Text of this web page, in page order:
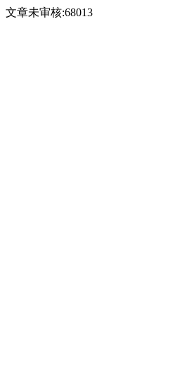
文章未审核:68013